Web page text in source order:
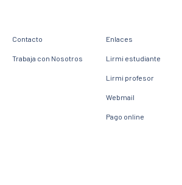
Contacto
Trabaja con Nosotros
Enlaces
Lirmi estudiante
Lirmi profesor
Webmail
Pago online